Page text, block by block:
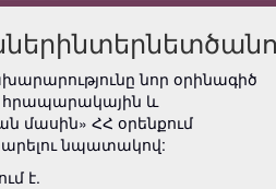
նոր օրինագիծ
հրապարակային և
մասին» ՀՀ օրենքում
նպատակով:
է.